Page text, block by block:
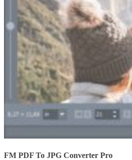
FM PDF To JPG Converter Pro